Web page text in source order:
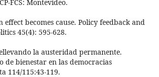
FCS: Montevideo.
effect becomes cause. Policy feedback and
45(4): 595-628.
la austeridad permanente.
de bienestar en las democracias
114/115:43-119.